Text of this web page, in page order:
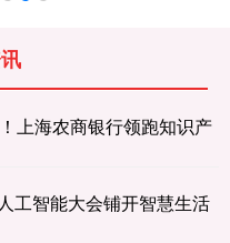
上海农商银行领跑知识产
工智能大会铺开智慧生活